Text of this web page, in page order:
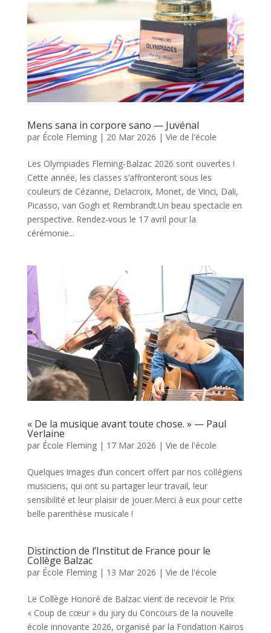
Mens sana in corpore sano — Juvénal
par École Fleming| 20 Mar 2026 | Vie de l'école
Les Olympiades Fleming-Balzac 2026 sont ouvertes !
Cette année, les classes s’affronteront sous les
couleurs de Cézanne, Delacroix, Monet, de Vinci, Dali,
Picasso, van Gogh et Rembrandt.Un beau spectacle en
perspective. Rendez-vous le 17 avril pour la
cérémonie...
« De la musique avant toute chose. » — Paul
Verlaine
par École Fleming| 17 Mar 2026 | Vie de l'école
Quelques images d’un concert offert par nos collégiens
musiciens, qui ont su partager leur travail, leur
sensibilité et leur plaisir de jouer.Merci à eux pour cette
belle parenthèse musicale !
Distinction de l’Institut de France pour le
Collège Balzac
par École Fleming| 13 Mar 2026 | Vie de l'école
Le Collège Honoré de Balzac vient de recevoir le Prix
« Coup de cœur » du jury du Concours de la nouvelle
école innovante 2026, organisé par la Fondation Kairos